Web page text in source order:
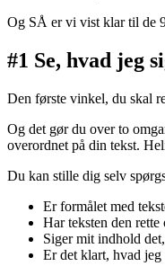
Og SÅ er vi vist klar til de
#1 Se, hvad jeg
Den første vinkel, du skal
Og det gør du over to
overordnet på din tekst.
Du kan stille dig selv
Er formålet med
Har teksten den
Siger mit indhold
Er det klart, hvad